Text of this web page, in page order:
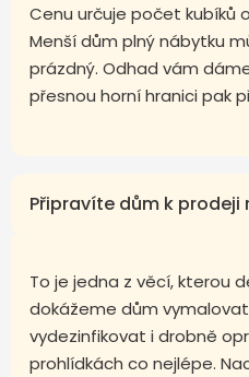
Cenu určuje počet kubíků
Menší dům plný nábytku
prázdný. Odhad vám
přesnou horní hranici pak
Připravíte dům k
To je jedna z věcí, kterou
dokážeme dům
vydezinfikovat i drobně
prohlídkách co nejlépe.